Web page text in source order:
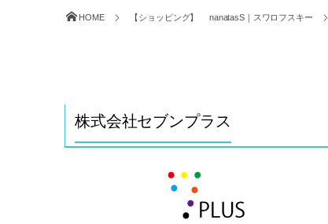
HOME 【ショッピング】 nanatasS｜スワロフスキー
株式会社セブンプラス